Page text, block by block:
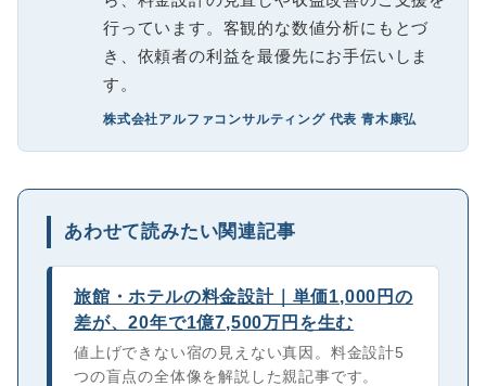
行っています。客観的な数値分析にもとづ
き、依頼者の利益を最優先にお手伝いしま
す。
株式会社アルファコンサルティング 代表 青木康弘
あわせて読みたい関連記事
旅館・ホテルの料金設計｜単価1,000円の
差が、20年で1億7,500万円を生む
値上げできない宿の見えない真因。料金設計5
つの盲点の全体像を解説した親記事です。